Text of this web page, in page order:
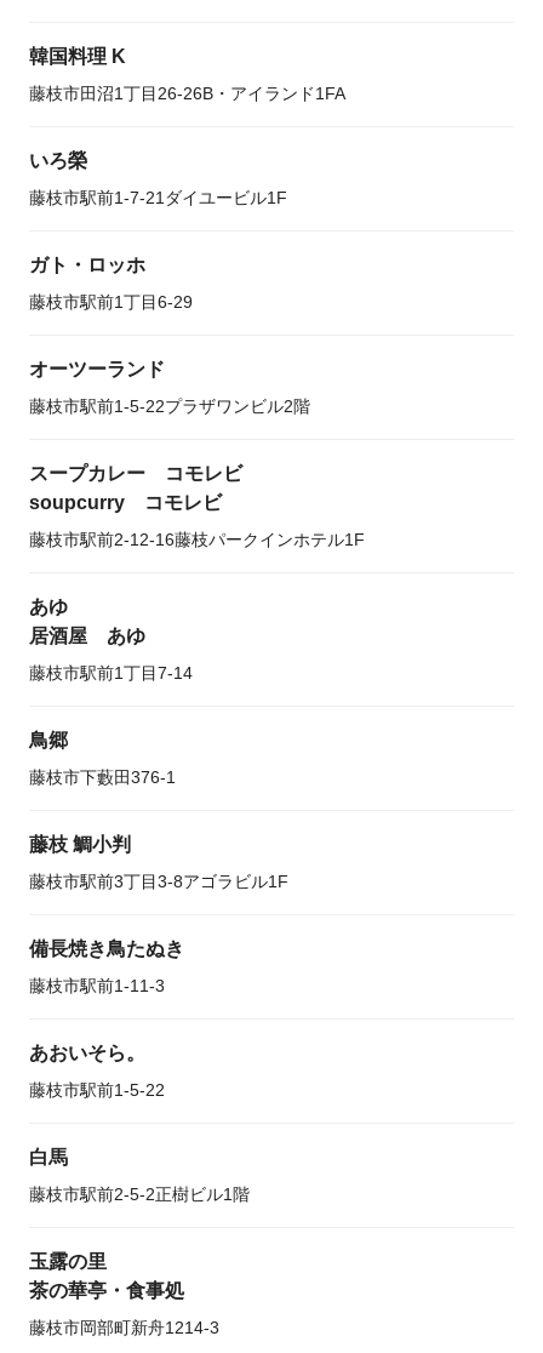
韓国料理 K
藤枝市田沼1丁目26-26B・アイランド1FA
いろ榮
藤枝市駅前1-7-21ダイユービル1F
ガト・ロッホ
藤枝市駅前1丁目6-29
オーツーランド
藤枝市駅前1-5-22プラザワンビル2階
スープカレー コモレビ
soupcurry コモレビ
藤枝市駅前2-12-16藤枝パークインホテル1F
あゆ
居酒屋 あゆ
藤枝市駅前1丁目7-14
鳥郷
藤枝市下藪田376-1
藤枝 鯛小判
藤枝市駅前3丁目3-8アゴラビル1F
備長焼き鳥たぬき
藤枝市駅前1-11-3
あおいそら。
藤枝市駅前1-5-22
白馬
藤枝市駅前2-5-2正樹ビル1階
玉露の里
茶の華亭・食事処
藤枝市岡部町新舟1214-3